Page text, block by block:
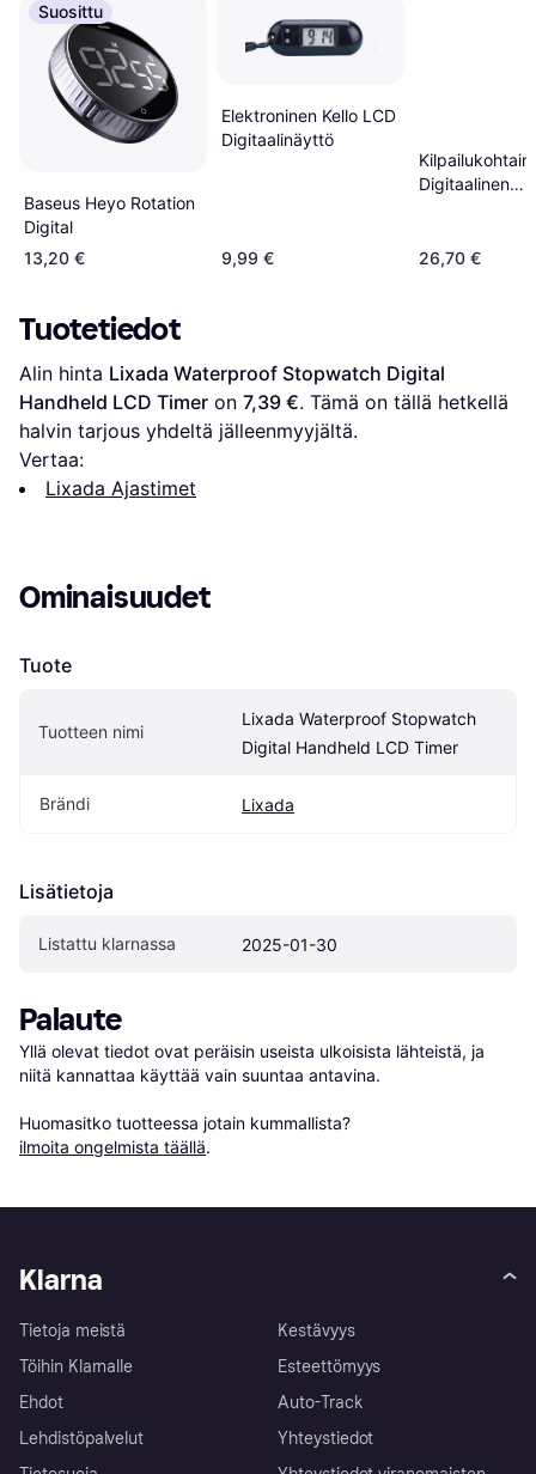
Suosittu
Baseus Heyo Rotation
Digital
13,20 €
Elektroninen Kello LCD
Digitaalinäyttö
9,99 €
Digitaalinen
26,70 €
Tuotetiedot
Alin hinta Lixada Waterproof Stopwatch Digital
Handheld LCD Timer on 7,39 €. Tämä on tällä hetkellä
halvin tarjous yhdeltä jälleenmyyjältä.
Vertaa:
Lixada Ajastimet
Ominaisuudet
Tuote
Tuotteen nimi
Lixada Waterproof Stopwatch
Digital Handheld LCD Timer
Brändi Lixada
Lisätietoja
Listattu klarnassa 2025-01-30
Palaute
Yllä olevat tiedot ovat peräisin useista ulkoisista lähteistä, ja
niitä kannattaa käyttää vain suuntaa antavina.
Huomasitko tuotteessa jotain kummallista?
ilmoita ongelmista täällä.
Klarna
Tietoja meistä
Töihin Klarnalle
Ehdot
Lehdistöpalvelut
Kestävyys
Esteettömyys
Auto-Track
Yhteystiedot